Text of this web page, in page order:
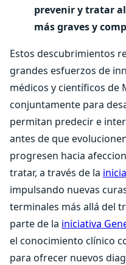
prevenir y tratar
más graves y
Estos descubrimientos
grandes esfuerzos de
médicos y científicos de
conjuntamente para
permitan predecir e
antes de que
progresen hacia
tratar, a través de la
impulsando nuevas
terminales más allá del
parte de la iniciativa
el conocimiento clínico
para ofrecer nuevos